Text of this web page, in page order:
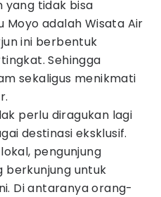
yang tidak bisa
adalah Wisata Air
ini berbentuk
Sehingga
sekaligus menikmati
perlu diragukan lagi
destinasi eksklusif.
pengunjung
berkunjung untuk
Di antaranya orang-